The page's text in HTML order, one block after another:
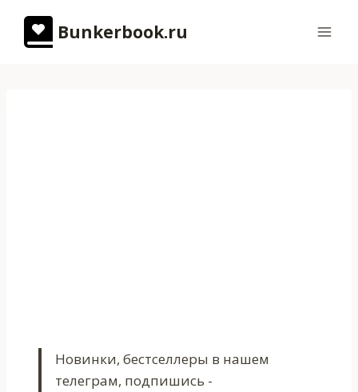
содержимому
Bunkerbook.ru
Новинки, бестселлеры в нашем
телеграм, подпишись -